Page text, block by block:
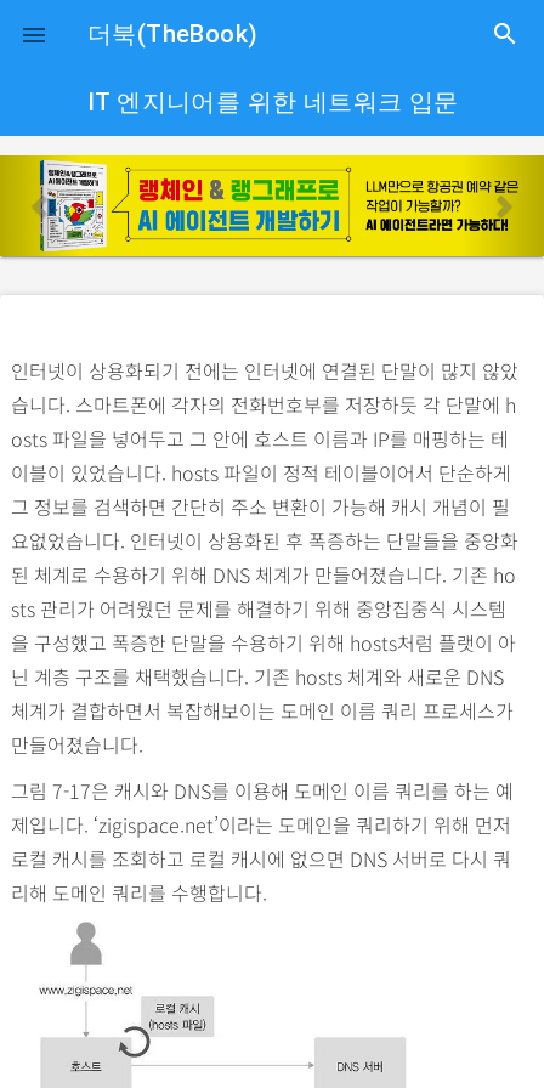
close
 더북(TheBook) search
IT 엔지니어를 위한 네트워크 입문
p
r
e
u
s
e
x
인터넷이 상용화되기 전에는 인터넷에 연결된 단말이 많지 않았
습니다. 스마트폰에 각자의 전화번호부를 저장하듯 각 단말에 h
osts 파일을 넣어두고 그 안에 호스트 이름과 IP를 매핑하는 테
이블이 있었습니다. hosts 파일이 정적 테이블이어서 단순하게
그 정보를 검색하면 간단히 주소 변환이 가능해 캐시 개념이 필
요없었습니다. 인터넷이 상용화된 후 폭증하는 단말들을 중앙화
된 체계로 수용하기 위해 DNS 체계가 만들어졌습니다. 기존 ho
sts 관리가 어려웠던 문제를 해결하기 위해 중앙집중식 시스템
을 구성했고 폭증한 단말을 수용하기 위해 hosts처럼 플랫이 아
닌 계층 구조를 채택했습니다. 기존 hosts 체계와 새로운 DNS
체계가 결합하면서 복잡해보이는 도메인 이름 쿼리 프로세스가
만들어졌습니다.
그림 7-17은 캐시와 DNS를 이용해 도메인 이름 쿼리를 하는 예
제입니다. ‘zigispace.net’이라는 도메인을 쿼리하기 위해 먼저
로컬 캐시를 조회하고 로컬 캐시에 없으면 DNS 서버로 다시 쿼
리해 도메인 쿼리를 수행합니다.